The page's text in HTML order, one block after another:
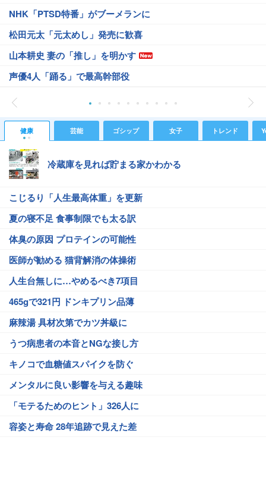
NHK「PTSD特番」がブーメランに
松田元太「元太めし」発売に歓喜
山本耕史 妻の「推し」を明かす
声優4人「踊る」で最高幹部役
健康 芸能 ゴシップ 女子 トレンド
冷蔵庫を見れば貯まる家かわかる
こじるり「人生最高体重」を更新
夏の寝不足 食事制限でも太る訳
体臭の原因 プロテインの可能性
医師が勧める 猫背解消の体操術
人生台無しに…やめるべき7項目
465gで321円 ドンキプリン品薄
麻辣湯 具材次第でカツ丼級に
うつ病患者の本音とNGな接し方
キノコで血糖値スパイクを防ぐ
メンタルに良い影響を与える趣味
「モテるためのヒント」326人に
容姿と寿命 28年追跡で見えた差